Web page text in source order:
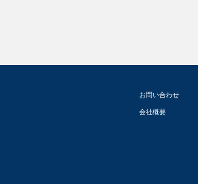
お問い合わせ
会社概要